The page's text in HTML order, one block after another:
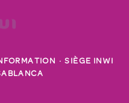
· SIÈGE INWI